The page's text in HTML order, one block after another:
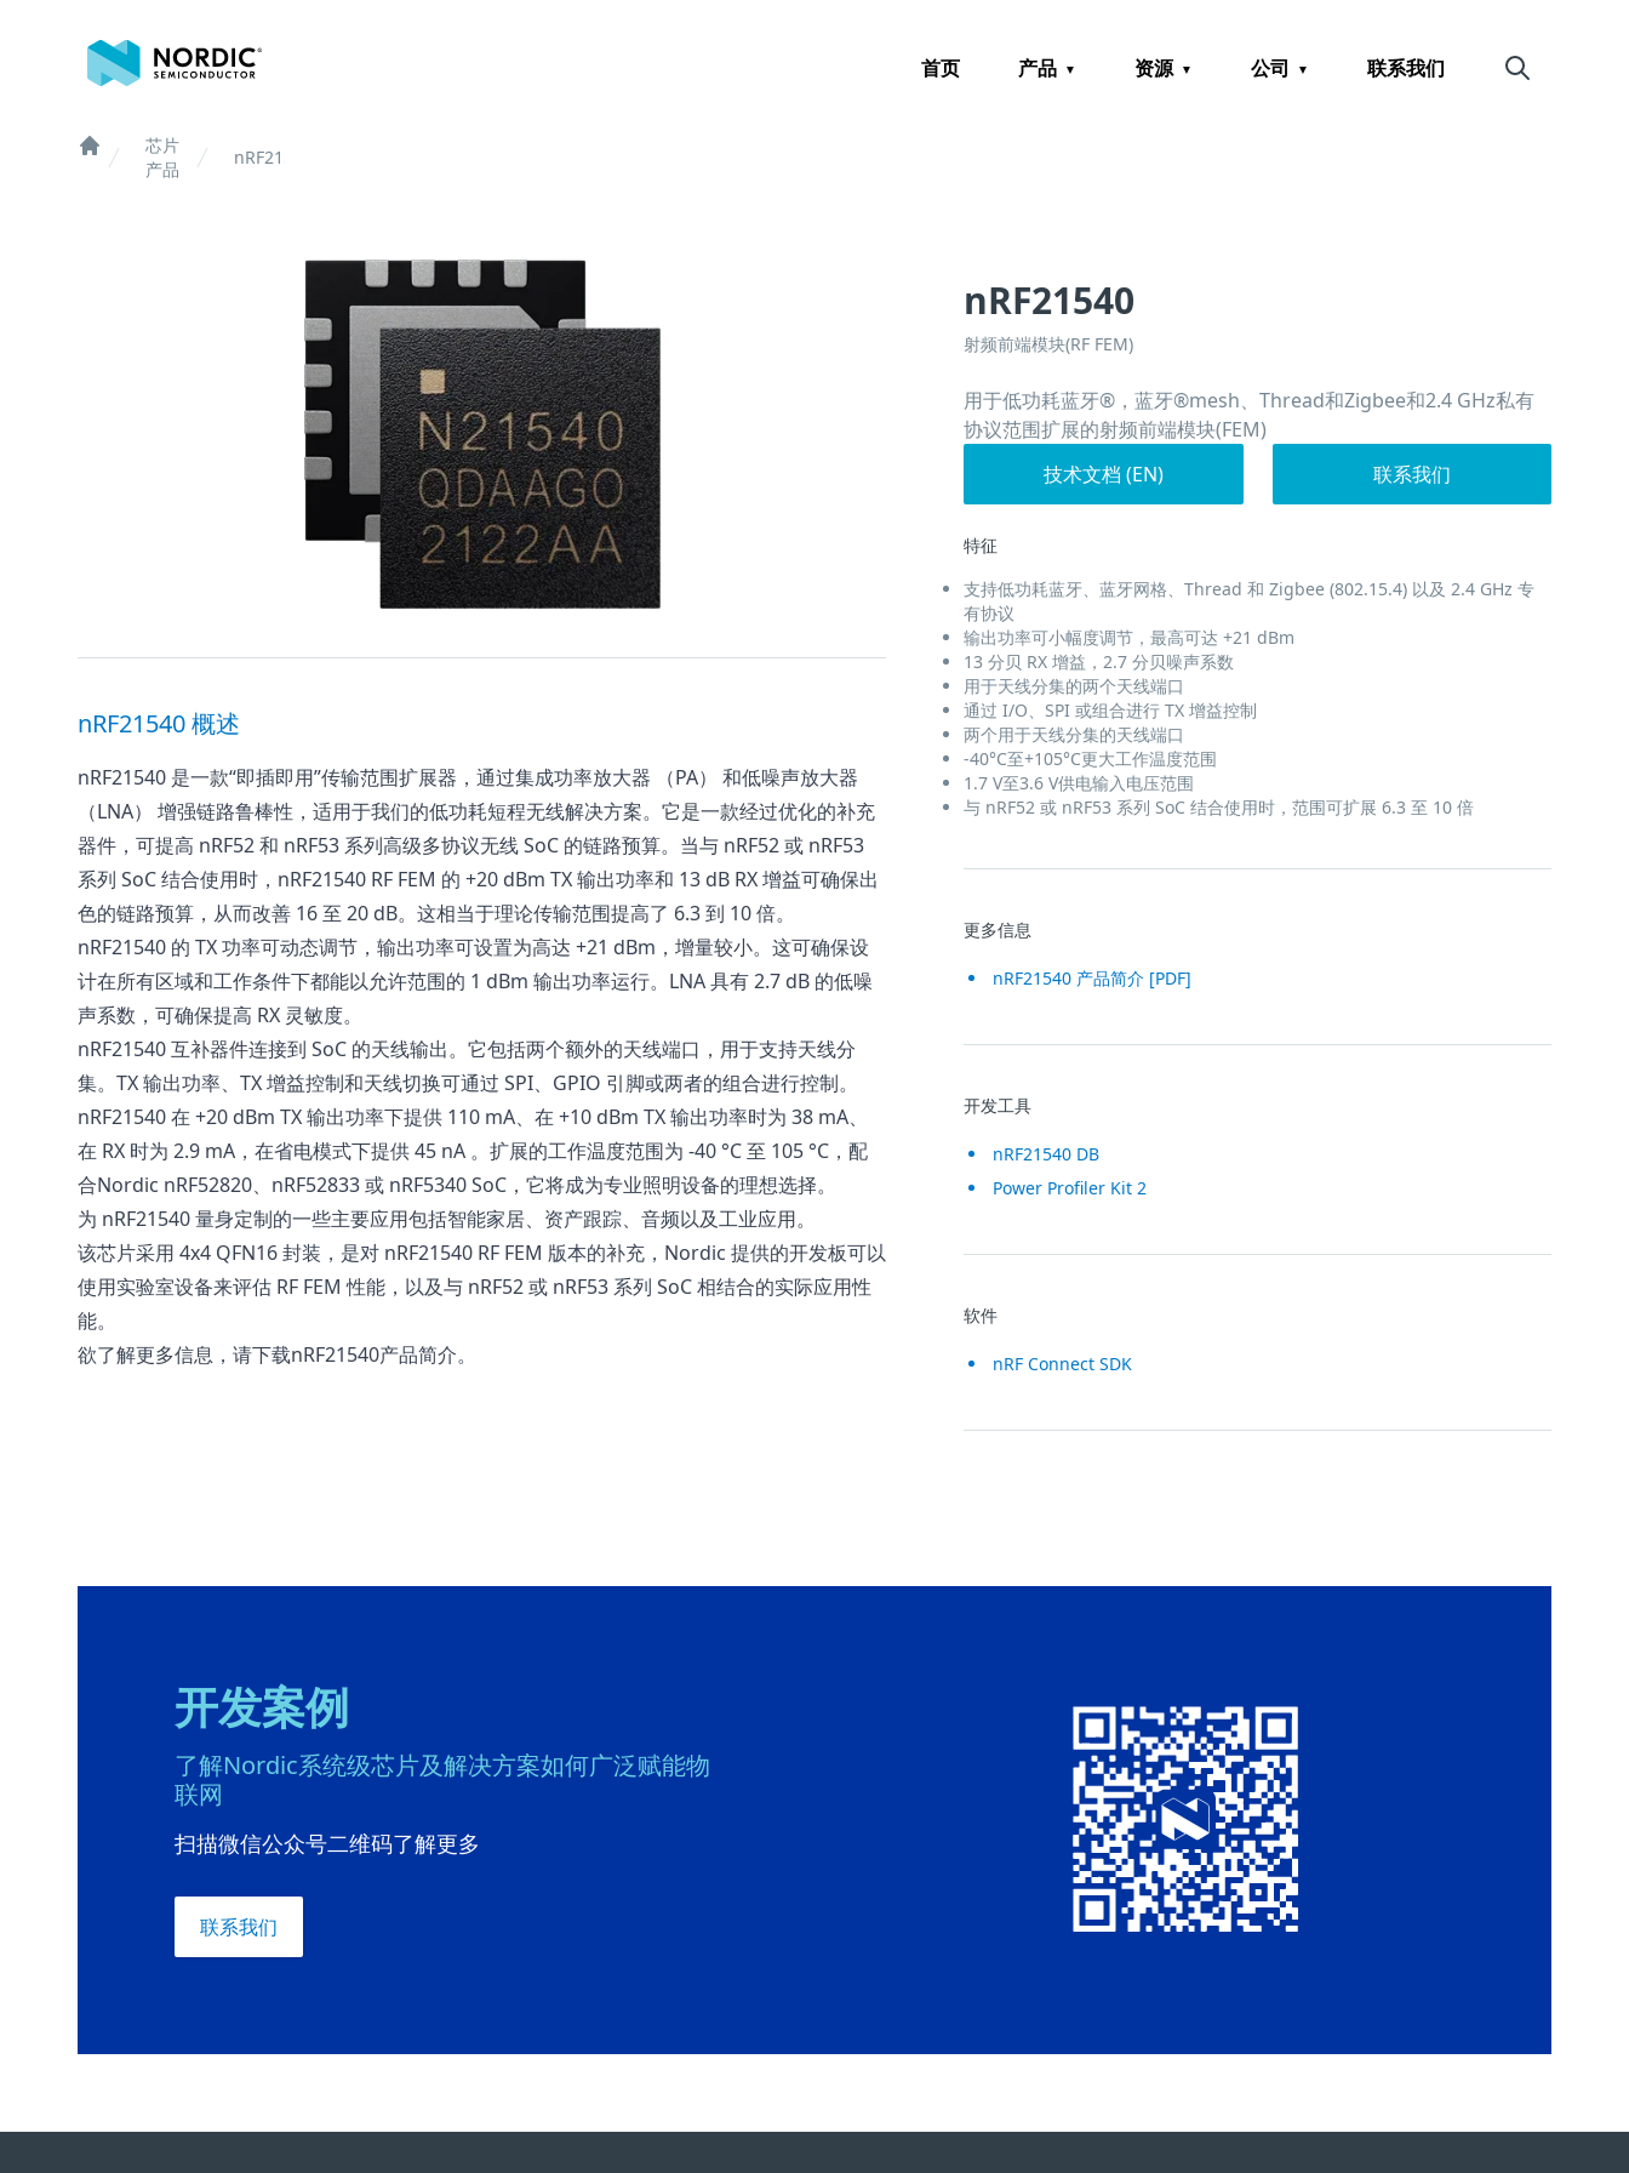
首页 产品 资源 公司
联系我们
Home
芯片
产品
nRF21540
nRF21540
射频前端模块(RF FEM)
用于低功耗蓝牙®，蓝牙®mesh、Thread和Zigbee和2.4 GHz私有
协议范围扩展的射频前端模块(FEM)
技术文档 (EN)
联系我们
特征
支持低功耗蓝牙、蓝牙网格、Thread 和 Zigbee (802.15.4) 以及 2.4 GHz 专
有协议
输出功率可小幅度调节，最高可达 +21 dBm
13 分贝 RX 增益，2.7 分贝噪声系数
用于天线分集的两个天线端口
通过 I/O、SPI 或组合进行 TX 增益控制
两个用于天线分集的天线端口
-40°C至+105°C更大工作温度范围
1.7 V至3.6 V供电输入电压范围
与 nRF52 或 nRF53 系列 SoC 结合使用时，范围可扩展 6.3 至 10 倍
更多信息
nRF21540 产品简介 [PDF]
开发工具
nRF21540 DB
Power Profiler Kit 2
软件
nRF Connect SDK
nRF21540 概述
nRF21540 是一款“即插即用”传输范围扩展器，通过集成功率放大器 （PA） 和低噪声放大器
（LNA） 增强链路鲁棒性，适用于我们的低功耗短程无线解决方案。它是一款经过优化的补充
器件，可提高 nRF52 和 nRF53 系列高级多协议无线 SoC 的链路预算。当与 nRF52 或 nRF53
系列 SoC 结合使用时，nRF21540 RF FEM 的 +20 dBm TX 输出功率和 13 dB RX 增益可确保出
色的链路预算，从而改善 16 至 20 dB。这相当于理论传输范围提高了 6.3 到 10 倍。
nRF21540 的 TX 功率可动态调节，输出功率可设置为高达 +21 dBm，增量较小。这可确保设
计在所有区域和工作条件下都能以允许范围的 1 dBm 输出功率运行。LNA 具有 2.7 dB 的低噪
声系数，可确保提高 RX 灵敏度。
nRF21540 互补器件连接到 SoC 的天线输出。它包括两个额外的天线端口，用于支持天线分
集。TX 输出功率、TX 增益控制和天线切换可通过 SPI、GPIO 引脚或两者的组合进行控制。
nRF21540 在 +20 dBm TX 输出功率下提供 110 mA、在 +10 dBm TX 输出功率时为 38 mA、
在 RX 时为 2.9 mA，在省电模式下提供 45 nA 。扩展的工作温度范围为 -40 °C 至 105 °C，配
合Nordic nRF52820、nRF52833 或 nRF5340 SoC，它将成为专业照明设备的理想选择。
为 nRF21540 量身定制的一些主要应用包括智能家居、资产跟踪、音频以及工业应用。
该芯片采用 4x4 QFN16 封装，是对 nRF21540 RF FEM 版本的补充，Nordic 提供的开发板可以
使用实验室设备来评估 RF FEM 性能，以及与 nRF52 或 nRF53 系列 SoC 相结合的实际应用性
能。
欲了解更多信息，请下载nRF21540产品简介。
开发案例
了解Nordic系统级芯片及解决方案如何广泛赋能物
联网
扫描微信公众号二维码了解更多
联系我们